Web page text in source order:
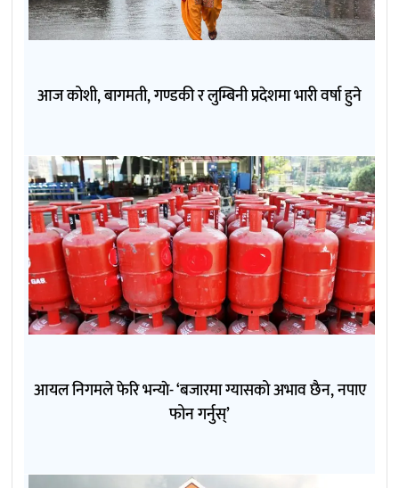
आज कोशी, बागमती, गण्डकी र लुम्बिनी प्रदेशमा भारी वर्षा हुने
आयल निगमले फेरि भन्याे- ‘बजारमा ग्यासको अभाव छैन, नपाए
फोन गर्नुस्’